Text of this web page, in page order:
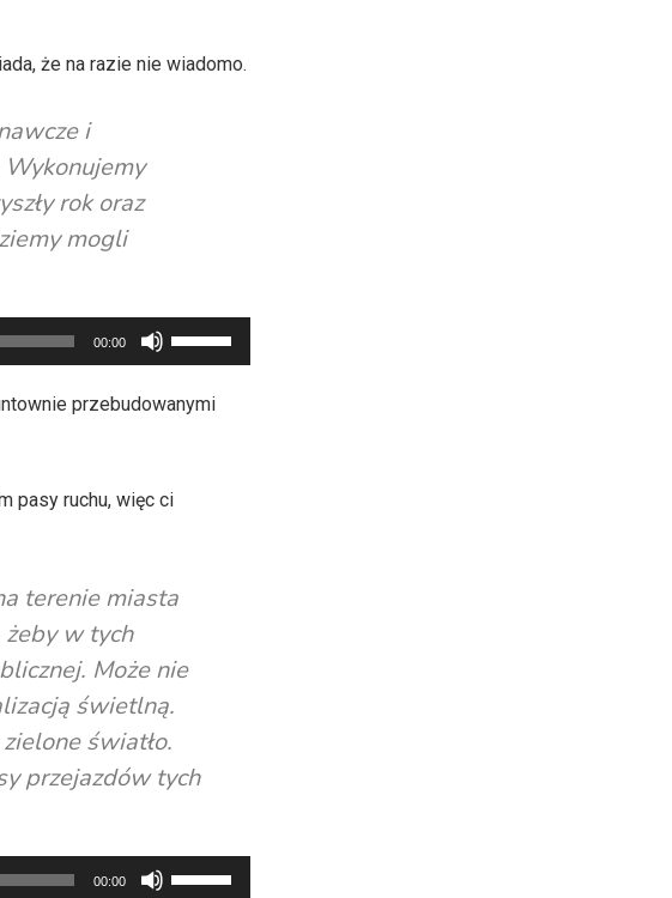
że na razie nie wiadomo.
i
rok oraz
mogli
00:00
strzałek
lub
głośność.
przebudowanymi
pasy ruchu, więc ci
terenie miasta
w tych
Może nie
świetlną.
światło.
przejazdów tych
00:00